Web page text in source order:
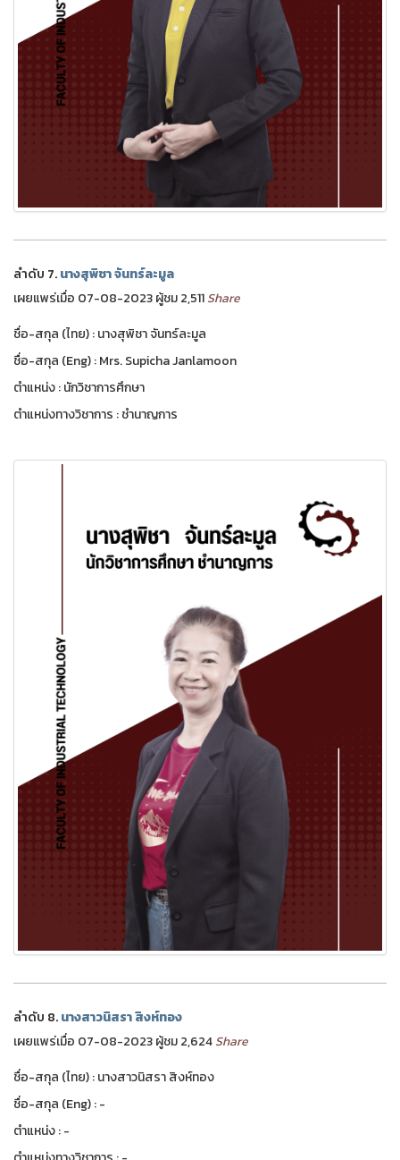
ลำดับ 7.นางสุพิชา จันทร์ละมูล
เผยแพร่เมื่อ 07-08-2023 ผู้ชม 2,511Share
ชื่อ-สกุล (ไทย) : นางสุพิชา จันทร์ละมูล
ชื่อ-สกุล (Eng) : Mrs. Supicha Janlamoon
ตำแหน่ง : นักวิชาการศึกษา
ตำแหน่งทางวิชาการ : ชำนาญการ
ลำดับ 8.นางสาวนิสรา สิงห์ทอง
เผยแพร่เมื่อ 07-08-2023 ผู้ชม 2,624Share
ชื่อ-สกุล (ไทย) : นางสาวนิสรา สิงห์ทอง
ชื่อ-สกุล (Eng) : -
ตำแหน่ง : -